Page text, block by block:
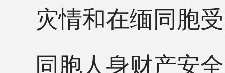
灾情和在缅同胞
同胞人身财产安